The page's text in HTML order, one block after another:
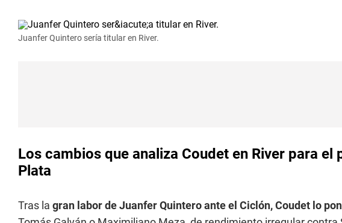
Juanfer Quintero sería titular en River.
Los cambios que analiza Coudet en River para el
Plata
Tras la gran labor de Juanfer Quintero ante el Ciclón,Coudet lo